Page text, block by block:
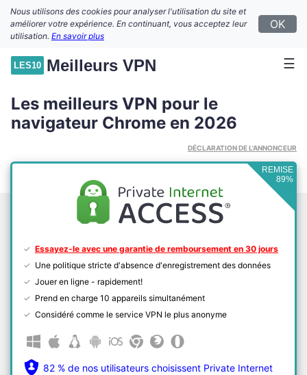
Nous utilisons des cookies pour analyser l'utilisation du site et
améliorer votre expérience. En continuant, vous acceptez leur
utilisation. En savoir plus
OK
LES10 Meilleurs VPN ☰
Les meilleurs VPN pour le
navigateur Chrome en 2026
DÉCLARATION DE L'ANNONCEUR
REMISE
89%
Essayez-le avec une garantie de remboursement en 30 jours
Une politique stricte d'absence d'enregistrement des données
Jouer en ligne - rapidement!
Prend en charge 10 appareils simultanément
Considéré comme le service VPN le plus anonyme
82 % de nos utilisateurs choisissent Private Internet